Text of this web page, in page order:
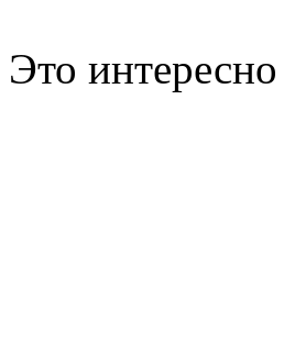
Это интересно